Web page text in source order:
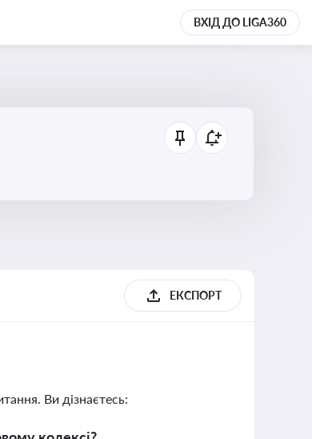
ВХІД ДО LIGA360
ЕКСПОРТ
Ви дізнаєтесь: